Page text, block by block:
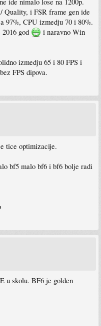
Quality, i FSR frame gen ide
97%, CPU izmedju 70 i 80%.
god
i naravno Win
izmedju 65 i 80 FPS i
FPS dipova.
tice optimizacije.
bf5 malo bf6 i bf6 bolje radi
u skolu. BF6 je golden